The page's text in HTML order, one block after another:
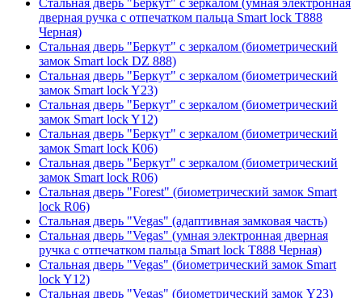
дверная ручка с отпечатком пальца Smart lock T888
Черная)
Стальная дверь "Беркут" с зеркалом (биометрический
замок Smart lock DZ 888)
Стальная дверь "Беркут" с зеркалом (биометрический
замок Smart lock Y23)
Стальная дверь "Беркут" с зеркалом (биометрический
замок Smart lock Y12)
Стальная дверь "Беркут" с зеркалом (биометрический
замок Smart lock К06)
Стальная дверь "Беркут" с зеркалом (биометрический
замок Smart lock R06)
Стальная дверь "Forest" (биометрический замок Smart
lock R06)
Стальная дверь "Vegas" (адаптивная замковая часть)
Стальная дверь "Vegas" (умная электронная дверная
ручка с отпечатком пальца Smart lock T888 Черная)
Стальная дверь "Vegas" (биометрический замок Smart
lock Y12)
Стальная дверь "Vegas" (биометрический замок Y23)